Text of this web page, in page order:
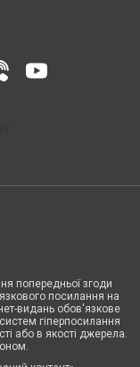
попередньої згоди
посилання на
видань обов'язкове
гіперпосилання
або в якості джерела.